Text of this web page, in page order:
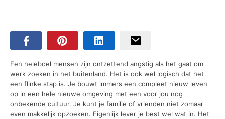
Een heleboel mensen zijn ontzettend angstig als het gaat om
werk zoeken in het buitenland. Het is ook wel logisch dat het
een flinke stap is. Je bouwt immers een compleet nieuw leven
op in een hele nieuwe omgeving met een voor jou nog
onbekende cultuur. Je kunt je familie of vrienden niet zomaar
even makkelijk opzoeken. Eigenlijk lever je best wel wat in. Het